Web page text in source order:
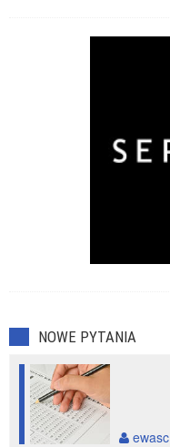
NOWE PYTANIA
ewasc